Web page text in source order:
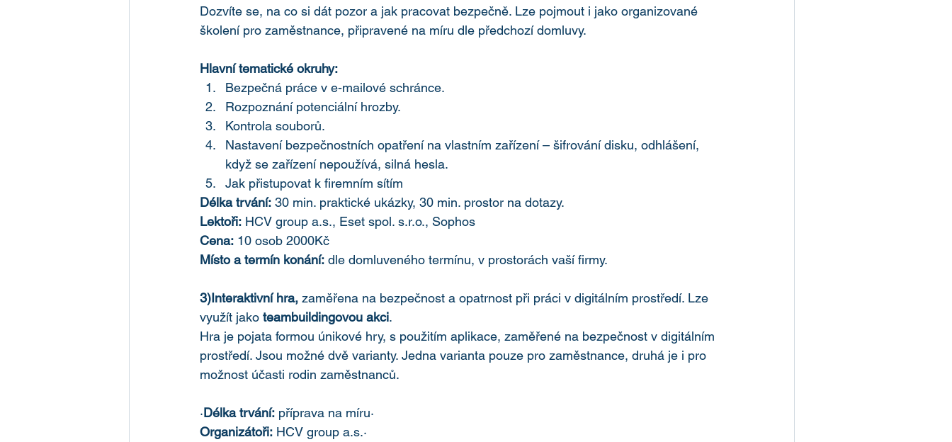
Dozvíte se, na co si dát pozor a jak pracovat bezpečně. Lze pojmout i jako organizované
školení pro zaměstnance, připravené na míru dle předchozí domluvy.
Hlavní tematické okruhy:
Bezpečná práce v e-mailové schránce.
Rozpoznání potenciální hrozby.
Kontrola souborů.
Nastavení bezpečnostních opatření na vlastním zařízení – šifrování disku, odhlášení,
když se zařízení nepoužívá, silná hesla.
Jak přistupovat k firemním sítím
Délka trvání: 30 min. praktické ukázky, 30 min. prostor na dotazy.
Lektoři: HCV group a.s., Eset spol. s.r.o., Sophos
Cena: 10 osob 2000Kč
Místo a termín konání: dle domluveného termínu, v prostorách vaší firmy.
3)Interaktivní hra, zaměřena na bezpečnost a opatrnost při práci v digitálním prostředí. Lze
využít jako teambuildingovou akci.
Hra je pojata formou únikové hry, s použitím aplikace, zaměřené na bezpečnost v digitálním
prostředí. Jsou možné dvě varianty. Jedna varianta pouze pro zaměstnance, druhá je i pro
možnost účasti rodin zaměstnanců.
·Délka trvání: příprava na míru·
Organizátoři: HCV group a.s.·